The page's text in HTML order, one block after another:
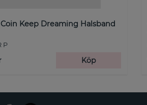
Keep Dreaming Halsband
P
Köp